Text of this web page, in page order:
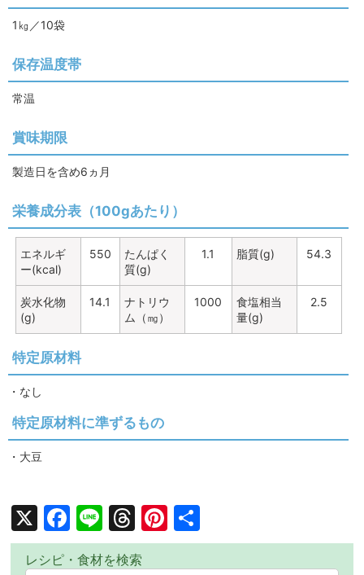
1㎏／10袋
保存温度帯
常温
賞味期限
製造日を含め6ヵ月
栄養成分表（100gあたり）
エネルギ
ー(kcal)
550
たんぱく
質(g)
1.1 脂質(g) 54.3
炭水化物
(g)
14.1
ナトリウ
ム（㎎）
1000
食塩相当
量(g)
2.5
特定原材料
・なし
特定原材料に準ずるもの
・大豆
X Facebook
LineThreads
Pinterest
有
レシピ・食材を検索